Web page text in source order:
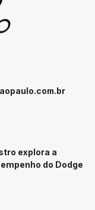
explora a
do Dodge